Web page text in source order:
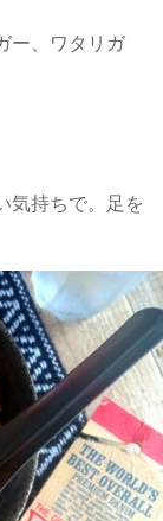
ー、ワタリガ
気持ちで。足を